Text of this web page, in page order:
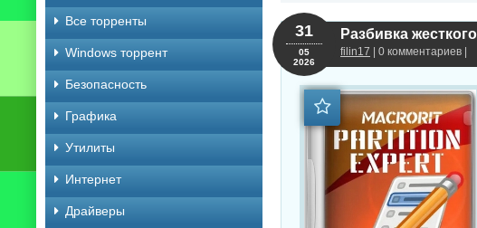
filin17 | 0 комментариев |
31
05
2026
Все торренты
Windows торрент
Безопасность
Графика
Утилиты
Интернет
Драйверы